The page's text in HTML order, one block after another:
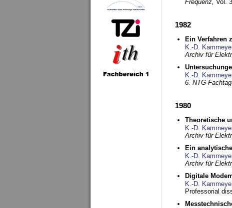
Frequenz, Vol.
1982
Ein Verfahren
K.-D.
Archiv für
K.-D.
6. NTG-
1980
Theoretische
K.-D.
Archiv für
Ein
K.-D.
Archiv für
Digitale
K.-D.
Professorial